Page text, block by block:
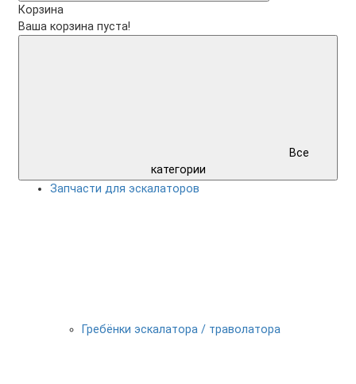
Корзина
Ваша корзина пуста!
Все
категории
Запчасти для эскалаторов
Гребёнки эскалатора / траволатора